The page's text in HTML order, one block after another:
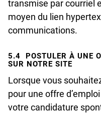
Le lieu de résidence
transmise par courriel
moyen du lien
communications.
5.4 POSTULER À UNE
SUR NOTRE SITE
Lorsque vous
pour une offre
votre candidature